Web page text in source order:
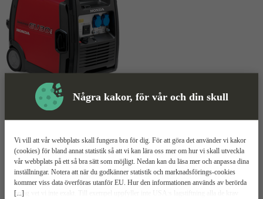
Några kakor, för vår och din skull
[...]
Vi vill att vår webbplats skall fungera bra för dig. För att göra det använder vi kakor
(cookies) för bland annat statistik så att vi kan lära oss mer om hur vi skall utveckla
vår webbplats på ett så bra sätt som möjligt. Nedan kan du läsa mer och anpassa dina
inställningar. Notera att när du godkänner statistik och marknadsförings-cookies
kommer viss data överföras utanför EU. Hur den informationen används av berörda
bolag vet vi inte exakt. Till exempel uppfyller inte USA:s lagstiftning alla de krav
Skyddsutrustning
Honda EU30i
Automatiskt oljenivåskydd